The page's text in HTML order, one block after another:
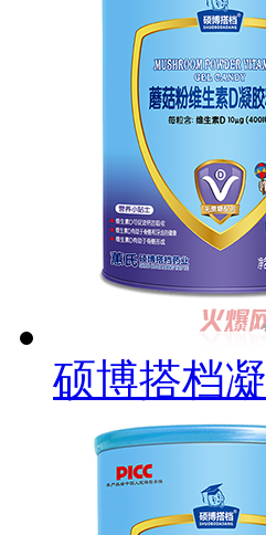
硕博搭档